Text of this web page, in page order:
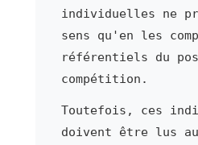
individuelles ne
sens qu'en les
référentiels du
compétition.
Toutefois, ces
doivent être lus